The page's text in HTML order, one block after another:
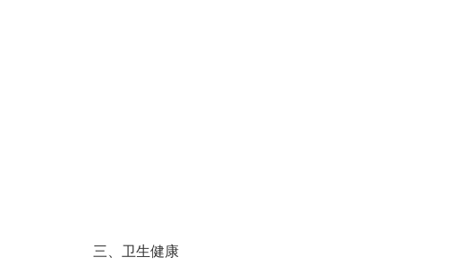
三、卫生健康